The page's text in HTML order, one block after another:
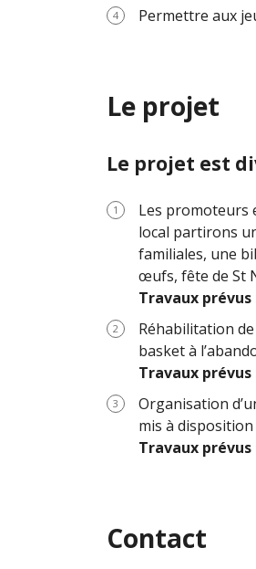
Permettre aux
Le projet
Le projet est
Les promoteurs
local partirons
familiales, une
œufs, fête de St
Travaux prévus
Réhabilitation
basket à
Travaux prévus
Organisation
mis à
Travaux prévus
Contact